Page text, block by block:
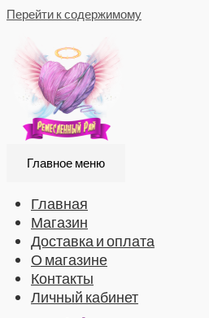
Перейти к содержимому
Главное меню
Главная
Магазин
Доставка и оплата
О магазине
Контакты
Личный кабинет